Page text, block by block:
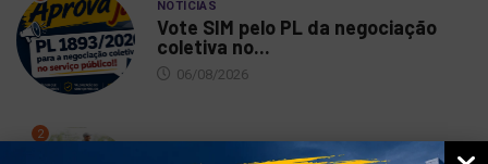
NOTÍCIAS
Vote SIM pelo PL da negociação
coletiva no...
06/08/2026
2